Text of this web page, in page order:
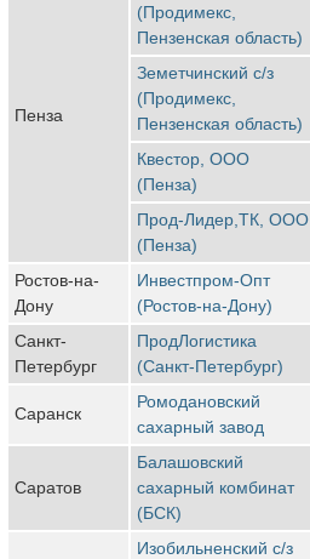
Пенза
(Продимекс,
Пензенская область)
Земетчинский с/з
(Продимекс,
Пензенская область)
Квестор, ООО
(Пенза)
Прод-Лидер,ТК, ООО
(Пенза)
Ростов-на-
Дону
Инвестпром-Опт
(Ростов-на-Дону)
Санкт-
Петербург
ПродЛогистика
(Санкт-Петербург)
Саранск
Ромодановский
сахарный завод
Саратов
Балашовский
сахарный комбинат
(БСК)
Изобильненский с/з